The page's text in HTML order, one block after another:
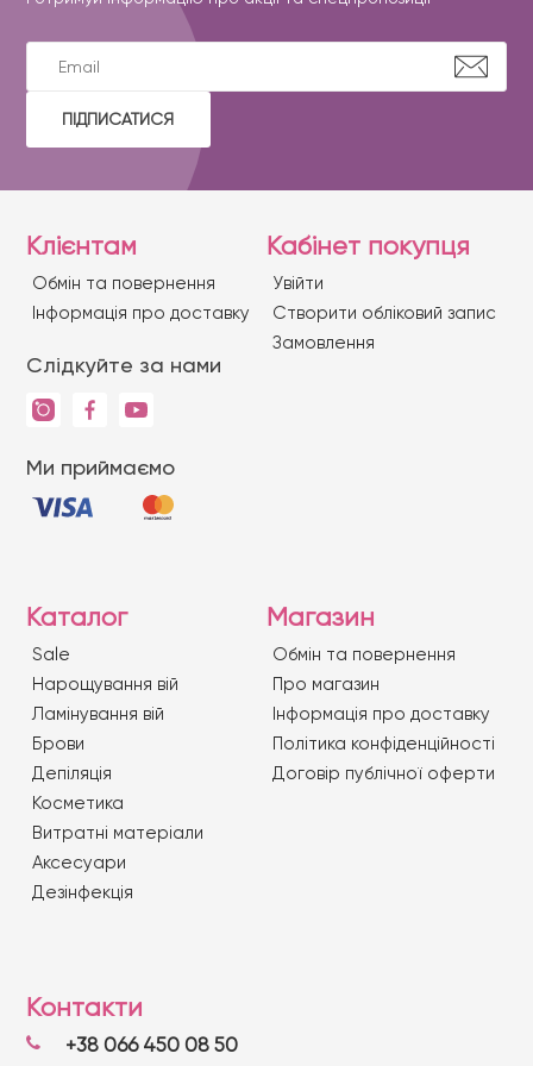
ПІДПИСАТИСЯ
Клієнтам
Обмін та повернення
Iнформація про доставку
Слідкуйте за нами
Ми приймаємо
Кабінет покупця
Увійти
Створити обліковий запис
Замовлення
Каталог
Sale
Нарощування вій
Ламінування вій
Брови
Депіляція
Косметика
Витратні матеріали
Аксесуари
Дезінфекція
Магазин
Обмін та повернення
Про магазин
Iнформація про доставку
Політика конфіденційності
Договір публічної оферти
Контакти
+38 066 450 08 50